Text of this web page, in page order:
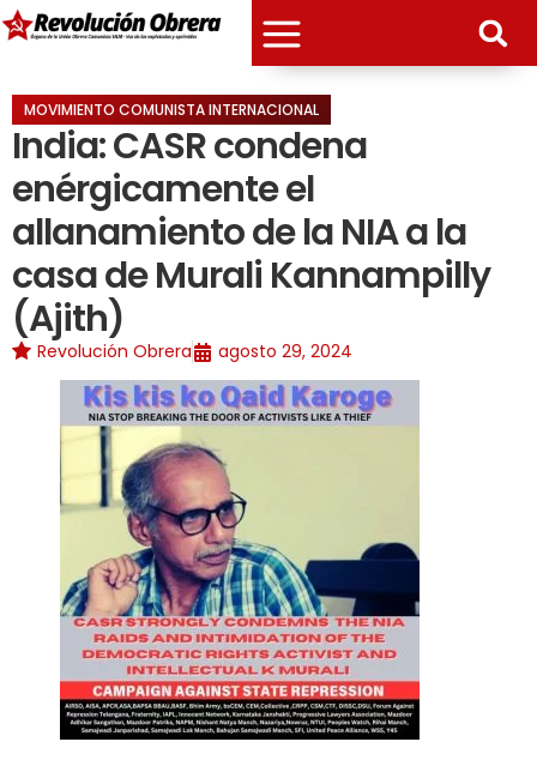
MOVIMIENTO COMUNISTA INTERNACIONAL
India: CASR condena
enérgicamente el
allanamiento de la NIA a la
casa de Murali Kannampilly
(Ajith)
Revolución Obrera agosto 29, 2024